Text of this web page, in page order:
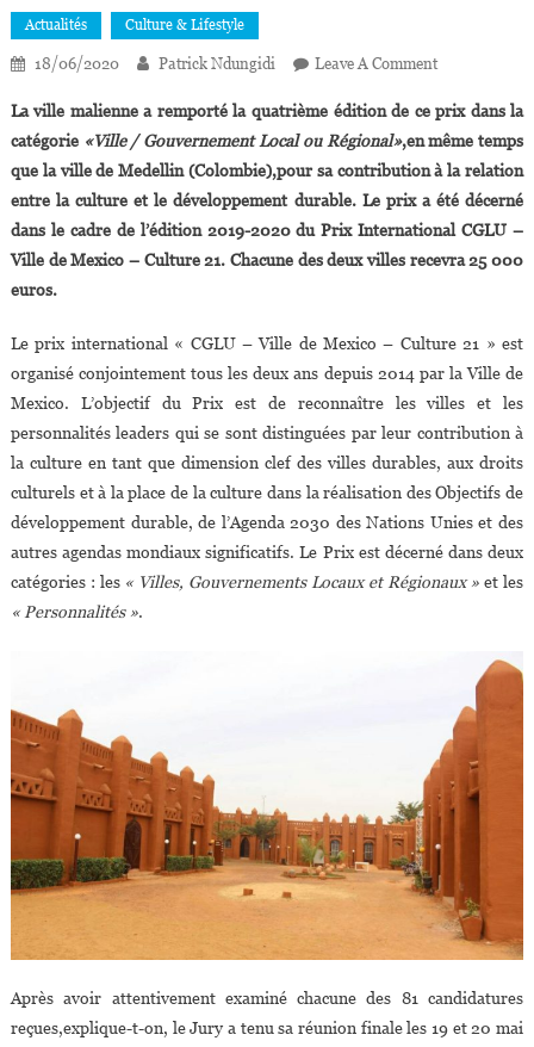
Actualités Culture & Lifestyle
18/06/2020 Patrick Ndungidi Leave A CommentOn
Ville
De
Ségou
Lauréate
Du
Prix
La ville malienne a remporté la quatrième édition de ce prix dans la
catégorie «Ville / Gouvernement Local ou Régional»,en même temps
que la ville de Medellin (Colombie),pour sa contribution à la relation
entre la culture et le développement durable. Le prix a été décerné
dans le cadre de l’édition 2019-2020 du Prix International CGLU –
Ville de Mexico – Culture 21. Chacune des deux villes recevra 25 000
euros.
Le prix international « CGLU – Ville de Mexico – Culture 21 » est
organisé conjointement tous les deux ans depuis 2014 par la Ville de
Mexico. L’objectif du Prix est de reconnaître les villes et les
personnalités leaders qui se sont distinguées par leur contribution à
la culture en tant que dimension clef des villes durables, aux droits
culturels et à la place de la culture dans la réalisation des Objectifs de
développement durable, de l’Agenda 2030 des Nations Unies et des
autres agendas mondiaux significatifs. Le Prix est décerné dans deux
catégories : les « Villes, Gouvernements Locaux et Régionaux » et les
« Personnalités ».
Après avoir attentivement examiné chacune des 81 candidatures
reçues,explique-t-on, le Jury a tenu sa réunion finale les 19 et 20 mai